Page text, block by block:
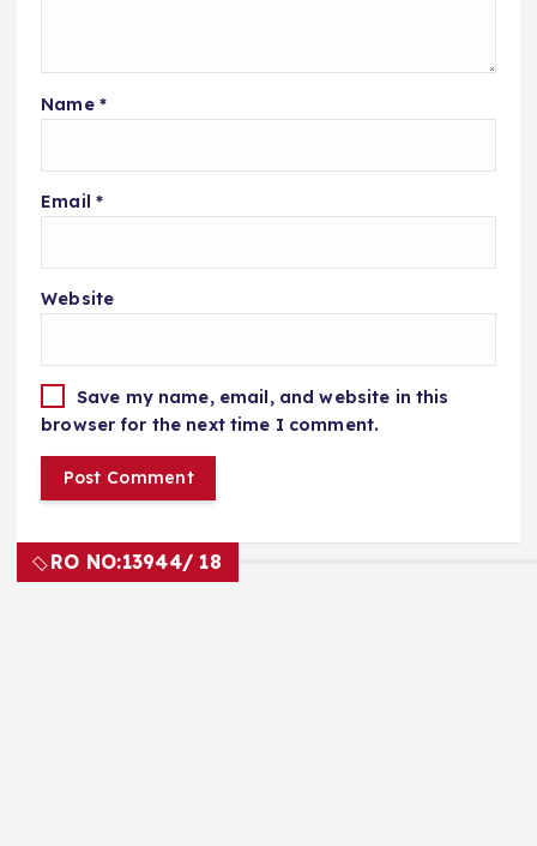
Name *
Email *
Website
Save my name, email, and website in this
browser for the next time I comment.
RO NO:13944/ 18